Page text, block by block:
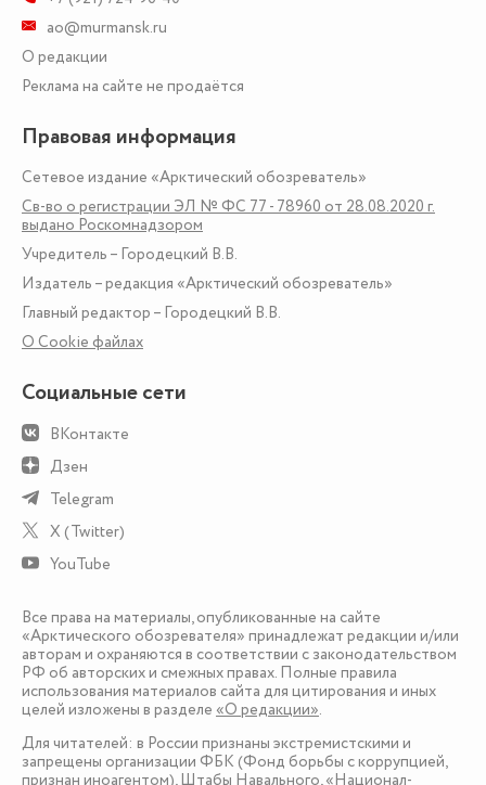
ao@murmansk.ru
О редакции
Реклама на сайте не продаётся
Правовая информация
Сетевое издание «Арктический обозреватель»
Св-во о регистрации ЭЛ № ФС 77 - 78960 от 28.08.2020 г.
выдано Роскомнадзором
Учредитель – Городецкий В.В.
Издатель – редакция «Арктический обозреватель»
Главный редактор – Городецкий В.В.
О Сookie файлах
Социальные сети
ВКонтакте
Дзен
Telegram
X (Twitter)
YouTube
Все права на материалы, опубликованные на сайте
«Арктического обозревателя» принадлежат редакции и/или
авторам и охраняются в соответствии с законодательством
РФ об авторских и смежных правах. Полные правила
использования материалов сайта для цитирования и иных
целей изложены в разделе «О редакции».
Для читателей: в России признаны экстремистскими и
запрещены организации ФБК (Фонд борьбы с коррупцией,